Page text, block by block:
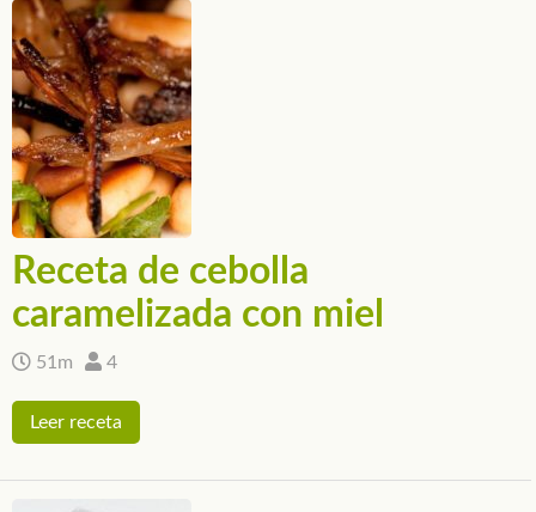
Receta de cebolla
caramelizada con miel
51m 4
Leer receta